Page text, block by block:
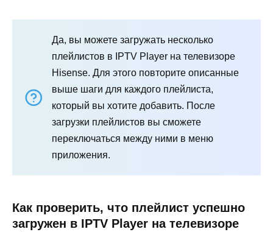
Да, вы можете загружать несколько
плейлистов в IPTV Player на телевизоре
Hisense. Для этого повторите описанные
выше шаги для каждого плейлиста,
который вы хотите добавить. После
загрузки плейлистов вы сможете
переключаться между ними в меню
приложения.
Как проверить, что плейлист успешно
загружен в IPTV Player на телевизоре